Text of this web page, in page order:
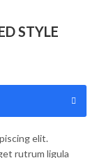
STYLE
elit.
rutrum ligula